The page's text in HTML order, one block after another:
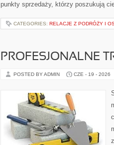
punkty sprzedaży, którzy poszukują
CATEGORIES: RELACJE Z PODRÓŻY I
PROFESJONALNE
POSTED BY ADMIN CZE - 19 - 2026